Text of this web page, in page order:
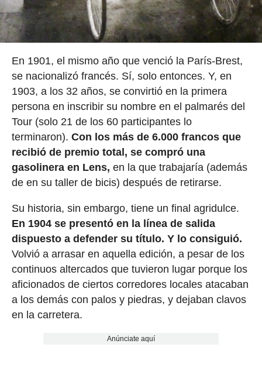
En 1901, el mismo año que venció la París-Brest,
se nacionalizó francés. Sí, solo entonces. Y, en
1903, a los 32 años, se convirtió en la primera
persona en inscribir su nombre en el palmarés del
Tour (solo 21 de los 60 participantes lo
terminaron). Con los más de 6.000 francos que
recibió de premio total, se compró una
gasolinera en Lens, en la que trabajaría (además
de en su taller de bicis) después de retirarse.
Su historia, sin embargo, tiene un final agridulce.
En 1904 se presentó en la línea de salida
dispuesto a defender su título. Y lo consiguió.
Volvió a arrasar en aquella edición, a pesar de los
continuos altercados que tuvieron lugar porque los
aficionados de ciertos corredores locales atacaban
a los demás con palos y piedras, y dejaban clavos
en la carretera.
Anúnciate aquí